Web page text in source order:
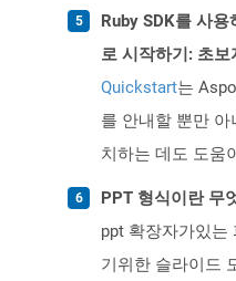
Ruby SDK를 사용
로 시작하기: 초보
Quickstart는
를 안내할 뿐만
치하는 데도 도움
PPT 형식이란 무
ppt 확장자가있는
기위한 슬라이드